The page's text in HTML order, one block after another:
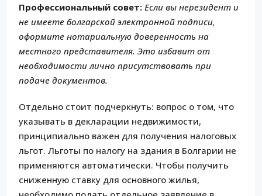
Профессиональный совет: Если вы нерезидент и
не имеете болгарской электронной подписи,
оформите нотариальную доверенность на
местного представителя. Это избавит от
необходимости лично присутствовать при
подаче документов.
Отдельно стоит подчеркнуть: вопрос о том, что
указывать в декларации недвижимости,
принципиально важен для получения налоговых
льгот. Льготы по налогу на здания в Болгарии не
применяются автоматически. Чтобы получить
сниженную ставку для основного жилья,